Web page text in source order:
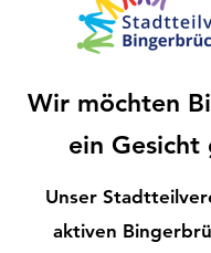
Wir möchten
ein Gesicht
Unser
aktiven